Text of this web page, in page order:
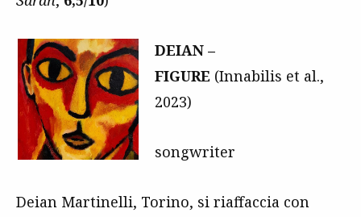
DEIAN –
FIGURE (Innabilis et al.,
2023)
songwriter
Deian Martinelli, Torino, si riaffaccia con